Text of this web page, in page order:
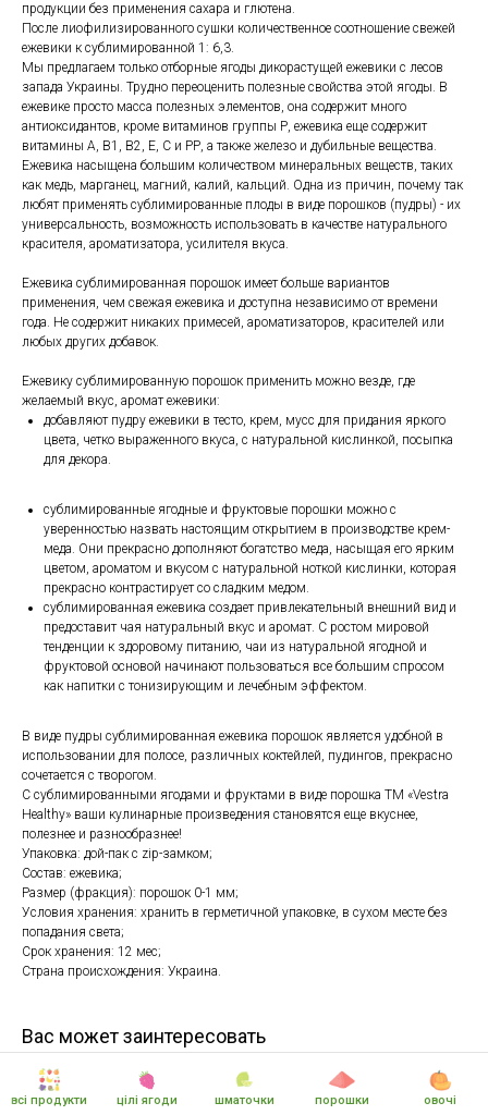
всі продукти цілі ягоди шматочки порошки овочі
продукции без применения сахара и глютена.
После лиофилизированного сушки количественное соотношение свежей
ежевики к сублимированной 1: 6,3.
Мы предлагаем только отборные ягоды дикорастущей ежевики с лесов
запада Украины. Трудно переоценить полезные свойства этой ягоды. В
ежевике просто масса полезных элементов, она содержит много
антиоксидантов, кроме витаминов группы Р, ежевика еще содержит
витамины А, В1, В2, Е, С и РР, а также железо и дубильные вещества.
Ежевика насыщена большим количеством минеральных веществ, таких
как медь, марганец, магний, калий, кальций. Одна из причин, почему так
любят применять сублимированные плоды в виде порошков (пудры) - их
универсальность, возможность использовать в качестве натурального
красителя, ароматизатора, усилителя вкуса.
Ежевика сублимированная порошок имеет больше вариантов
применения, чем свежая ежевика и доступна независимо от времени
года. Не содержит никаких примесей, ароматизаторов, красителей или
любых других добавок.
Ежевику сублимированную порошок применить можно везде, где
желаемый вкус, аромат ежевики:
добавляют пудру ежевики в тесто, крем, мусс для придания яркого
цвета, четко выраженного вкуса, с натуральной кислинкой, посыпка
для декора.
сублимированные ягодные и фруктовые порошки можно с
уверенностью назвать настоящим открытием в производстве крем-
меда. Они прекрасно дополняют богатство меда, насыщая его ярким
цветом, ароматом и вкусом с натуральной ноткой кислинки, которая
прекрасно контрастирует со сладким медом.
сублимированная ежевика создает привлекательный внешний вид и
предоставит чая натуральный вкус и аромат. С ростом мировой
тенденции к здоровому питанию, чаи из натуральной ягодной и
фруктовой основой начинают пользоваться все большим спросом
как напитки с тонизирующим и лечебным эффектом.
В виде пудры сублимированная ежевика порошок является удобной в
использовании для полосе, различных коктейлей, пудингов, прекрасно
сочетается с творогом.
С сублимированными ягодами и фруктами в виде порошка ТМ «Vestra
Healthy» ваши кулинарные произведения становятся еще вкуснее,
полезнее и разнообразнее!
Упаковка: дой-пак с zip-замком;
Состав: ежевика;
Размер (фракция): порошок 0-1 мм;
Условия хранения: хранить в герметичной упаковке, в сухом месте без
попадания света;
Срок хранения: 12 мес;
Страна происхождения: Украина.
Вас может заинтересовать